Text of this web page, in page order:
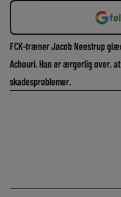
FCK-træner Jacob Neestrup
Achouri. Han er ærgerlig over,
skadesproblemer.